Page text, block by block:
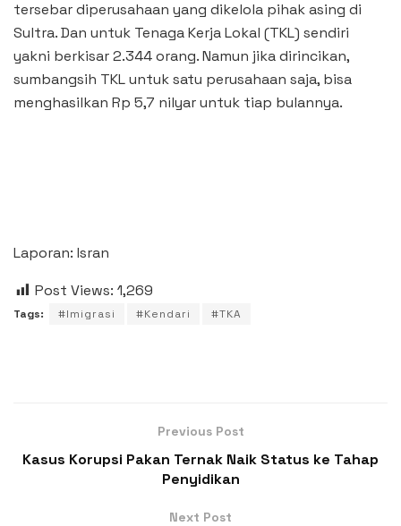
tersebar diperusahaan yang dikelola pihak asing di
Sultra. Dan untuk Tenaga Kerja Lokal (TKL) sendiri
yakni berkisar 2.344 orang. Namun jika dirincikan,
sumbangsih TKL untuk satu perusahaan saja, bisa
menghasilkan Rp 5,7 nilyar untuk tiap bulannya.
Laporan: Isran
Post Views: 1,269
Tags: #Imigrasi #Kendari #TKA
Previous Post
Kasus Korupsi Pakan Ternak Naik Status ke Tahap
Penyidikan
Next Post